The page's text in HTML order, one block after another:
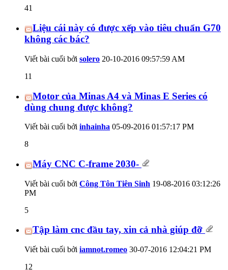
41
Liệu cái này có được xếp vào tiêu chuẩn G70
không các bác?
Viết bài cuối bởi solero 20-10-2016 09:57:59 AM
11
Motor của Minas A4 và Minas E Series có
dùng chung được không?
Viết bài cuối bởi inhainha 05-09-2016 01:57:17 PM
8
Máy CNC C-frame 2030-
Viết bài cuối bởi Công Tôn Tiên Sinh 19-08-2016 03:12:26
PM
5
Tập làm cnc đầu tay, xin cả nhà giúp đỡ
Viết bài cuối bởi iamnot.romeo 30-07-2016 12:04:21 PM
12